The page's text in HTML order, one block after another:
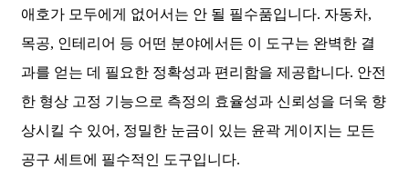
애호가 모두에게 없어서는 안 될 필수품입니다. 자동차,
목공, 인테리어 등 어떤 분야에서든 이 도구는 완벽한 결
과를 얻는 데 필요한 정확성과 편리함을 제공합니다. 안전
한 형상 고정 기능으로 측정의 효율성과 신뢰성을 더욱 향
상시킬 수 있어, 정밀한 눈금이 있는 윤곽 게이지는 모든
공구 세트에 필수적인 도구입니다.